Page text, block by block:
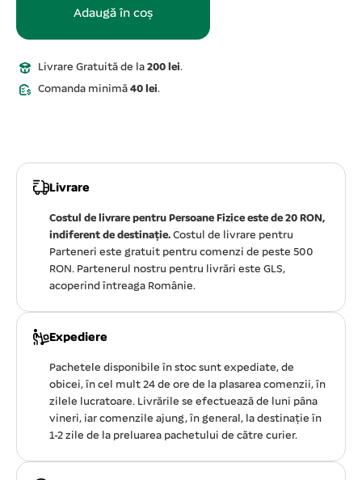
Adaugă în coș
Livrare Gratuită de la 200 lei.
Comanda minimă 40 lei.
Livrare
Costul de livrare pentru Persoane Fizice este de 20 RON,
indiferent de destinație. Costul de livrare pentru
Parteneri este gratuit pentru comenzi de peste 500
RON. Partenerul nostru pentru livrări este GLS,
acoperind întreaga Românie.
Expediere
Pachetele disponibile în stoc sunt expediate, de
obicei, în cel mult 24 de ore de la plasarea comenzii, în
zilele lucratoare. Livrările se efectuează de luni pâna
vineri, iar comenzile ajung, în general, la destinație în
1-2 zile de la preluarea pachetului de către curier.